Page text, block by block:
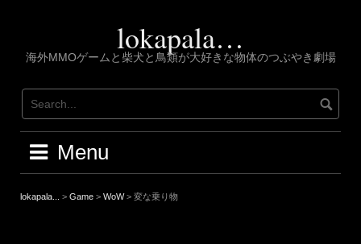
lokapala…
海外MMOゲームと柴犬と鳥類が大好きな物体のつぶやき劇場
Menu
lokapala... > Game > WoW> 変な乗り物